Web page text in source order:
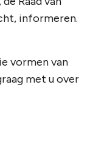
informeren.
vormen van
met u over